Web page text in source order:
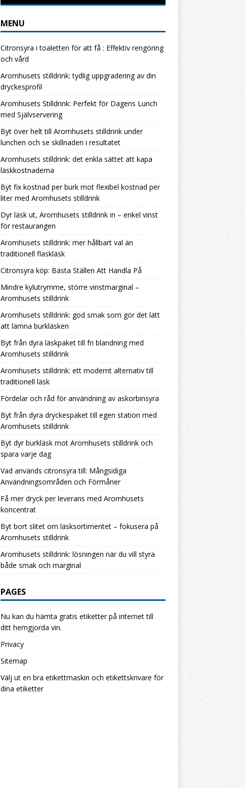
MENU
Citronsyra i toaletten för att få : Effektiv rengöring
och vård
Aromhusets stilldrink: tydlig uppgradering av din
dryckesprofil
Aromhusets Stilldrink: Perfekt för Dagens Lunch
med Självservering
Byt över helt till Aromhusets stilldrink under
lunchen och se skillnaden i resultatet
Aromhusets stilldrink: det enkla sättet att kapa
läskkostnaderna
Byt fix kostnad per burk mot flexibel kostnad per
liter med Aromhusets stilldrink
Dyr läsk ut, Aromhusets stilldrink in – enkel vinst
för restaurangen
Aromhusets stilldrink: mer hållbart val än
traditionell flaskläsk
Citronsyra köp: Bästa Ställen Att Handla På
Mindre kylutrymme, större vinstmarginal –
Aromhusets stilldrink
Aromhusets stilldrink: god smak som gör det lätt
att lämna burkläsken
Byt från dyra läskpaket till fri blandning med
Aromhusets stilldrink
Aromhusets stilldrink: ett modernt alternativ till
traditionell läsk
Fördelar och råd för användning av askorbinsyra
Byt från dyra dryckespaket till egen station med
Aromhusets stilldrink
Byt dyr burkläsk mot Aromhusets stilldrink och
spara varje dag
Vad används citronsyra till: Mångsidiga
Användningsområden och Förmåner
Få mer dryck per leverans med Aromhusets
koncentrat
Byt bort slitet om läsksortimentet – fokusera på
Aromhusets stilldrink
Aromhusets stilldrink: lösningen när du vill styra
både smak och marginal
PAGES
Nu kan du hämta gratis etiketter på internet till
ditt hemgjorda vin.
Privacy
Sitemap
Välj ut en bra etikettmaskin och etikettskrivare för
dina etiketter